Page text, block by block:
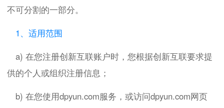
不可分割的一部分。
1、适用范围
a) 在您注册创新互联账户时，您根据创新互联要求提
供的个人或组织注册信息；
b) 在您使用dpyun.com服务，或访问dpyun.com网页